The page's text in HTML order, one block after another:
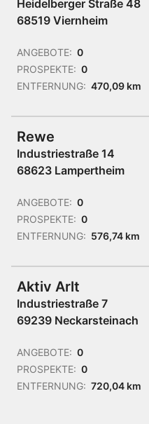
Heidelberger Straße 48
68519 Viernheim
ANGEBOTE: 0
PROSPEKTE: 0
ENTFERNUNG: 470,09 km
Rewe
Industriestraße 14
68623 Lampertheim
ANGEBOTE: 0
PROSPEKTE: 0
ENTFERNUNG: 576,74 km
Aktiv Arlt
Industriestraße 7
69239 Neckarsteinach
ANGEBOTE: 0
PROSPEKTE: 0
ENTFERNUNG: 720,04 km